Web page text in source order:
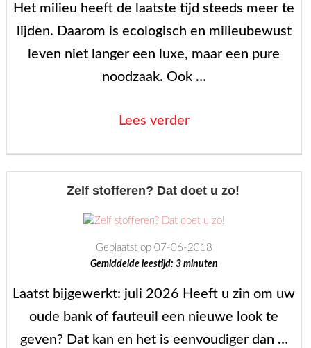
Het milieu heeft de laatste tijd steeds meer te
lijden. Daarom is ecologisch en milieubewust
leven niet langer een luxe, maar een pure
noodzaak. Ook …
Lees verder“Duurzaamheid:
zaak
Zelf stofferen? Dat doet u zo!
Geplaatst op 07-06-2018
Gemiddelde leestijd: 3 minuten
Laatst bijgewerkt: juli 2026 Heeft u zin om uw
oude bank of fauteuil een nieuwe look te
geven? Dat kan en het is eenvoudiger dan …